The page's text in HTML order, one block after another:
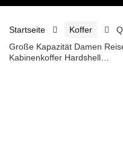
Startseite Koffer
Große Kapazität Damen
Kabinenkoffer Hardshell…